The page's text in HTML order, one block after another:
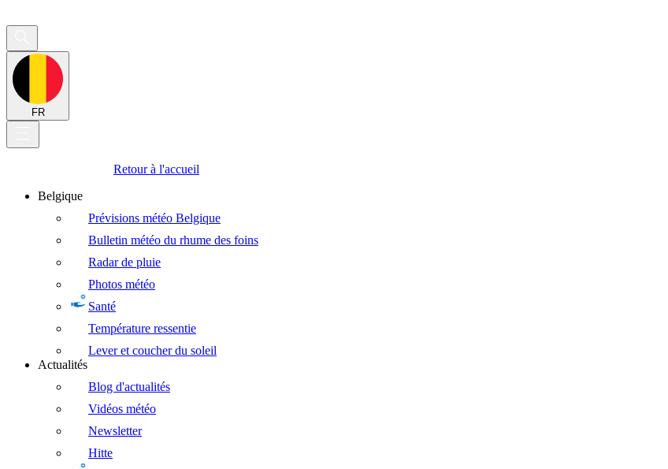
FR
Retour à l'accueil
Belgique
Prévisions météo Belgique
Bulletin météo du rhume des foins
Radar de pluie
Photos météo
Santé
Température ressentie
Lever et coucher du soleil
Actualités
Blog d'actualités
Vidéos météo
Newsletter
Hitte